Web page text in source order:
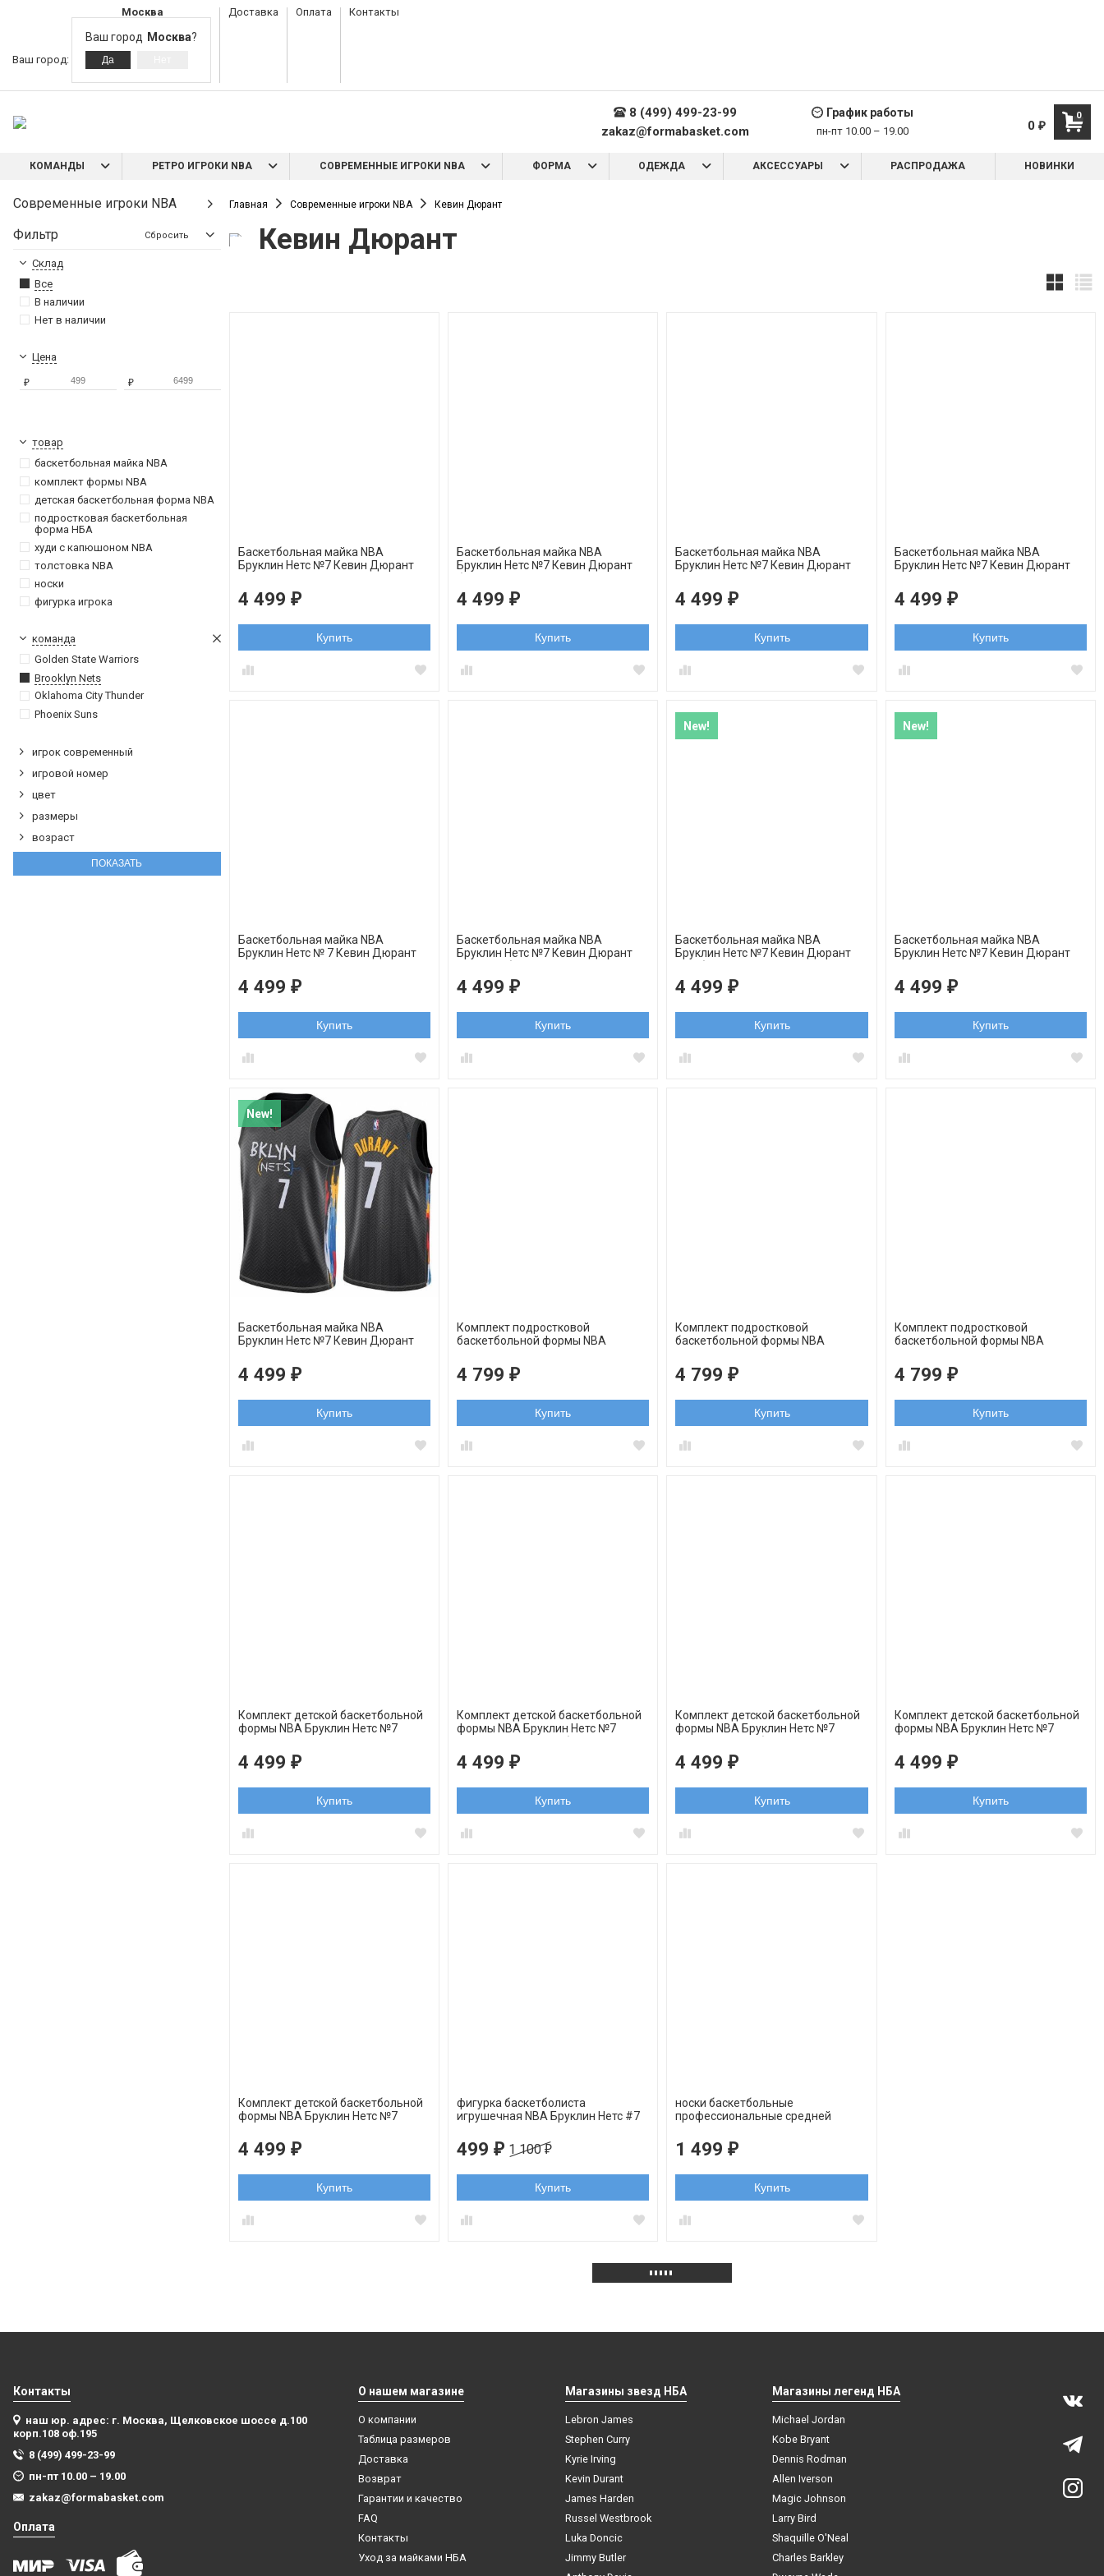
Ваш город:
Москва
Ваш город Москва?
Доставка Оплата Контакты
8 (499) 499-23-99
zakaz@formabasket.com
График работы
пн-пт 10.00 – 19.00
0
0 ₽
КОМАНДЫ РЕТРО ИГРОКИ NBA СОВРЕМЕННЫЕ ИГРОКИ NBA ФОРМА ОДЕЖДА АКСЕССУАРЫ РАСПРОДАЖА НОВИНКИ
Современные игроки NBA
Фильтр
Сбросить
Склад
Все
В наличии
Нет в наличии
Цена
₽ ₽
товар
баскетбольная майка NBA
комплект формы NBA
детская баскетбольная форма NBA
подростковая баскетбольная
форма НБА
худи с капюшоном NBA
толстовка NBA
носки
фигурка игрока
команда
Golden State Warriors
Brooklyn Nets
Oklahoma City Thunder
Phoenix Suns
игрок современный
игровой номер
цвет
размеры
возраст
Главная Современные игроки NBA Кевин Дюрант
Кевин Дюрант
Баскетбольная майка NBA
Бруклин Нетс №7 Кевин Дюрант
4 499 ₽
Купить
Баскетбольная майка NBA
Бруклин Нетс №7 Кевин Дюрант
4 499₽
Купить
Баскетбольная майка NBA
Бруклин Нетс №7 Кевин Дюрант
4 499₽
Купить
Баскетбольная майка NBA
Бруклин Нетс №7 Кевин Дюрант
4 499 ₽
Купить
Баскетбольная майка NBA
Бруклин Нетс № 7 Кевин Дюрант
4 499 ₽
Купить
Баскетбольная майка NBA
Бруклин Нетс №7 Кевин Дюрант
swingman
4 499₽
Купить
New!
Баскетбольная майка NBA
Бруклин Нетс №7 Кевин Дюрант
4 499₽
Купить
New!
Баскетбольная майка NBA
Бруклин Нетс №7 Кевин Дюрант
4 499 ₽
Купить
New!
Баскетбольная майка NBA
Бруклин Нетс №7 Кевин Дюрант
4 499 ₽
Купить
Комплект подростковой
баскетбольной формы NBA
черно-белый
4 799₽
Купить
Комплект подростковой
баскетбольной формы NBA
черный орнамент
4 799₽
Купить
Комплект подростковой
баскетбольной формы NBA
белый
4 799 ₽
Купить
Комплект детской баскетбольной
формы NBA Бруклин Нетс №7
4 499 ₽
Купить
Комплект детской баскетбольной
формы NBA Бруклин Нетс №7
4 499₽
Купить
Комплект детской баскетбольной
формы NBA Бруклин Нетс №7
4 499₽
Купить
Комплект детской баскетбольной
формы NBA Бруклин Нетс №7
4 499 ₽
Купить
Комплект детской баскетбольной
формы NBA Бруклин Нетс №7
4 499 ₽
Купить
фигурка баскетболиста
игрушечная NBA Бруклин Нетс #7
см
499₽ 1 100₽
Купить Товар в корзине
носки баскетбольные
профессиональные средней
1 499₽
Купить
Контакты
наш юр. адрес: г. Москва, Щелковское шоссе д.100
корп.108 оф.195
8 (499) 499-23-99
пн-пт 10.00 – 19.00
zakaz@formabasket.com
Оплата
О нашем магазине
О компании
Таблица размеров
Доставка
Возврат
Гарантии и качество
FAQ
Контакты
Уход за майками НБА
Магазины звезд НБА
Lebron James
Stephen Curry
Kyrie Irving
Kevin Durant
James Harden
Russel Westbrook
Luka Doncic
Jimmy Butler
Магазины легенд НБА
Michael Jordan
Kobe Bryant
Dennis Rodman
Allen Iverson
Magic Johnson
Larry Bird
Shaquille O'Neal
Charles Barkley